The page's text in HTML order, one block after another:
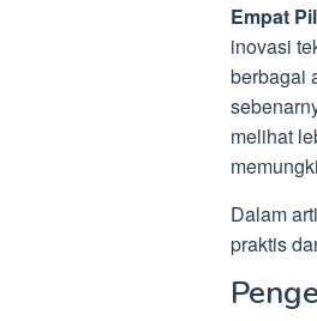
Empat
inovasi
berbagai
melihat
Dalam
praktis